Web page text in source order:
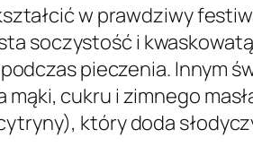
w prawdziwy
soczystość i
pieczenia. Innym
cukru i zimnego
który doda